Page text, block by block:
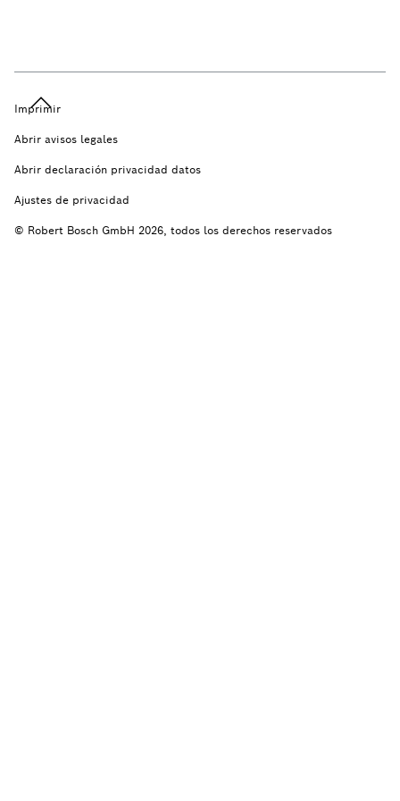
Imprimir
Abrir avisos legales
Abrir declaración privacidad datos
Ajustes de privacidad
© Robert Bosch GmbH 2026, todos los derechos reservados